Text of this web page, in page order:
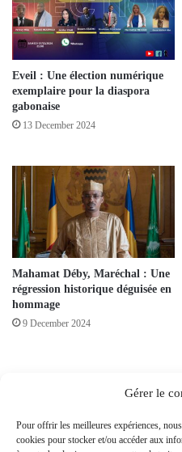
Gérer le
Pour offrir les meilleures expériences,
cookies pour stocker et/ou accéder aux
Eveil : Une élection numérique
exemplaire pour la diaspora
gabonaise
13 December 2024
Mahamat Déby, Maréchal : Une
régression historique déguisée en
hommage
9 December 2024
Your email address will not be